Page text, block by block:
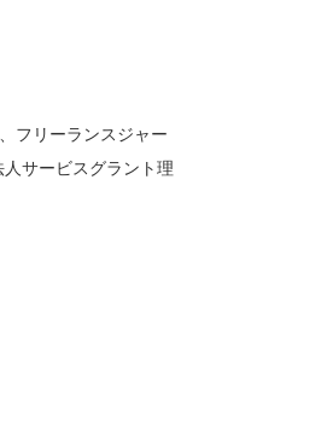
フリーランスジャー
サービスグラント理